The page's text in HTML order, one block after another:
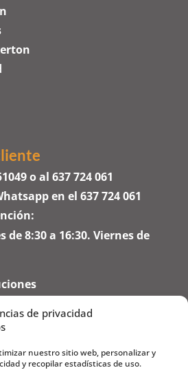
de privacidad
nuestro sitio web, personalizar y
y recopilar estadísticas de uso.
o al 637 724 061
en el 637 724 061
de 8:30 a 16:30. Viernes de